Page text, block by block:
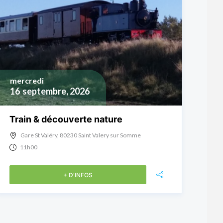
16 septembre, 2026
mercredi
Train & découverte nature
Gare St Valéry, 80230 Saint Valery sur Somme
11h00
+ D'INFOS